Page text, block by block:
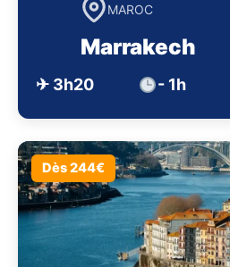
MAROC
Marrakech
✈ 3h20 - 1h
Dès 244€